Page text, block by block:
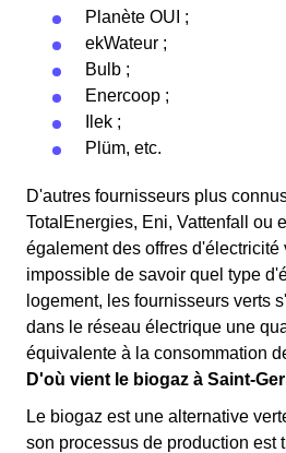
Planète OUI ;
ekWateur ;
Bulb ;
Enercoop ;
Ilek ;
Plüm, etc.
D'autres fournisseurs plus
TotalEnergies, Eni, Vattenfall ou
également des offres d'électricité
impossible de savoir quel type
logement, les fournisseurs verts
dans le réseau électrique une
équivalente à la consommation
D'où vient le biogaz à Saint-
Le biogaz est une alternative
son processus de production est